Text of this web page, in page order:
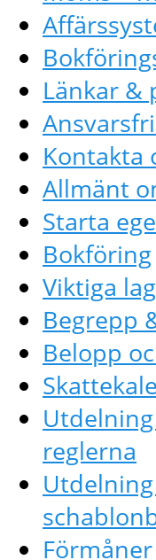
Länkar &
Kontakta
Allmänt
Starta
Bokföring
Viktiga
Begrepp
Belopp
reglerna